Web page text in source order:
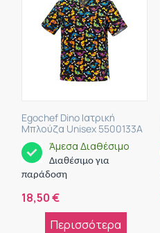
Egochef Dino Ιατρική
Μπλούζα Unisex 5500133A
Άμεσα Διαθέσιμο
Διαθέσιμο για
παράδοση
18,50€
Περισσότερα